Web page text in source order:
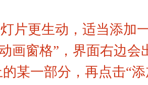
片更生动，适当添加
画窗格”，界面右边
某一部分，再点击“